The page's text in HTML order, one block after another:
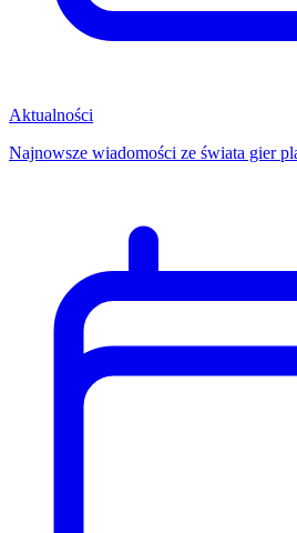
Aktualności
Najnowsze wiadomości ze świata gier